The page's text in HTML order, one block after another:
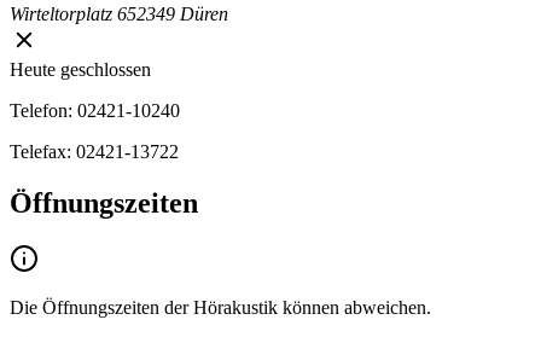
Wirteltorplatz 652349 Düren
Heute geschlossen
Telefon: 02421-10240
Telefax: 02421-13722
Öffnungszeiten
Die Öffnungszeiten der Hörakustik können abweichen.